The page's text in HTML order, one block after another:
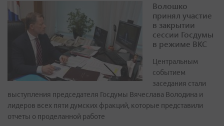
Волошко
принял участие
в закрытии
сессии Госдумы
в режиме ВКС
Центральным
событием
заседания стали
выступления председателя Госдумы Вячеслава Володина и
лидеров всех пяти думских фракций, которые представили
отчеты о проделанной работе